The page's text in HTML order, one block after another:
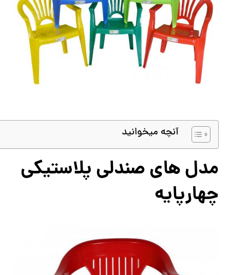
آنچه میخوانید
مدل های صندلی پلاستیکی
چهارپایه